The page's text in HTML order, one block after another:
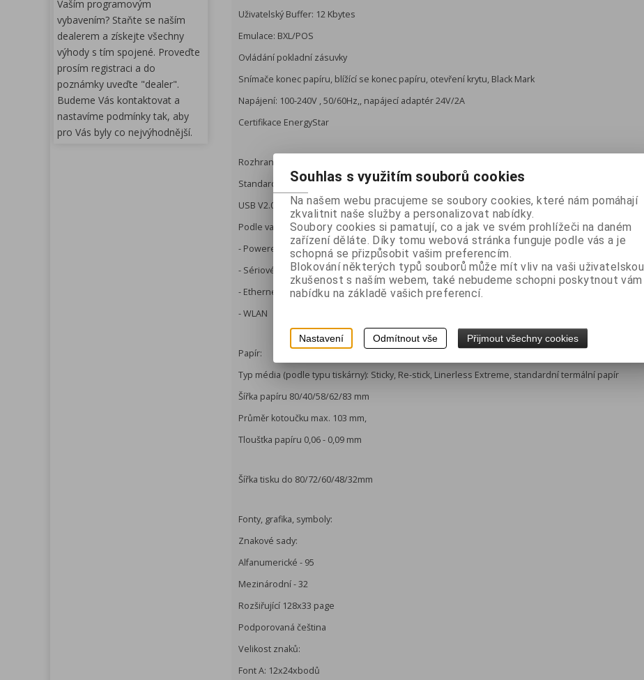
Vaším programovým
vybavením? Staňte se naším
dealerem a získejte všechny
výhody s tím spojené. Proveďte
prosím registraci a do
poznámky uveďte "dealer".
Budeme Vás kontaktovat a
nastavíme podmínky tak, aby
pro Vás byly co nejvýhodnější.
Uživatelský Buffer: 12 Kbytes
Emulace: BXL/POS
Ovládání pokladní zásuvky
Snímače konec papíru, blížící se konec papíru, otevření krytu, Black Mark
Napájení: 100-240V , 50/60Hz,, napájecí adaptér 24V/2A
Certifikace EnergyStar
Rozhraní:
Standardně:
USB V2.0
Podle varianty tiskárny:
- Powered USB
- Sériové
- Ethernet
- WLAN
Papír:
Typ média (podle typu tiskárny): Sticky, Re-stick, Linerless Extreme, standardní termální papír
Šířka papíru 80/40/58/62/83 mm
Průměr kotoučku max. 103 mm,
Tloušťka papíru 0,06 - 0,09 mm
Šířka tisku do 80/72/60/48/32mm
Fonty, grafika, symboly:
Znakové sady:
Alfanumerické - 95
Mezinárodní - 32
Rozšiřující 128x33 page
Podporovaná čeština
Velikost znaků:
Font A: 12x24xbodů
Souhlas s využitím souborů cookies
Na našem webu pracujeme se soubory cookies, které nám pomáhají
zkvalitnit naše služby a personalizovat nabídky.
Soubory cookies si pamatují, co a jak ve svém prohlížeči na daném
zařízení děláte. Díky tomu webová stránka funguje podle vás a je
schopná se přizpůsobit vašim preferencím.
Blokování některých typů souborů může mít vliv na vaši uživatelskou
zkušenost s naším webem, také nebudeme schopni poskytnout vám
nabídku na základě vašich preferencí.
Nastavení Odmítnout vše Přijmout všechny cookies